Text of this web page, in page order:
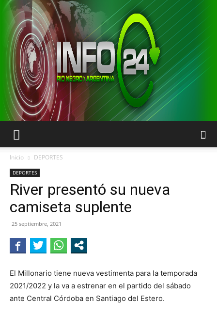
RIO
Inicio DEPORTES
DEPORTES
River presentó su nueva
camiseta suplente
25 septiembre, 2021
El Millonario tiene nueva vestimenta para la temporada
2021/2022 y la va a estrenar en el partido del sábado
ante Central Córdoba en Santiago del Estero.